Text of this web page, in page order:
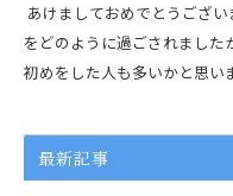
あけましておめでとうござ
をどのように過ごされました
初めをした人も多いかと思い
最新記事